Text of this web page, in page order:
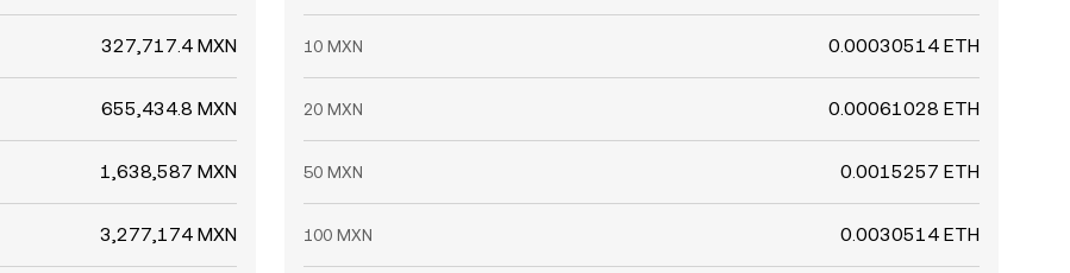
327,717.4 MXN
655,434.8 MXN
1,638,587 MXN
3,277,174 MXN
10 MXN 0.00030514 ETH
20 MXN 0.00061028 ETH
50 MXN 0.0015257 ETH
100 MXN 0.0030514 ETH